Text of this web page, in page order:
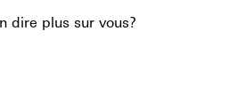
dire plus sur vous?